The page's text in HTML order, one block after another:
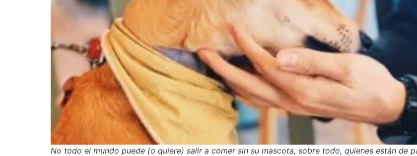
No todo el mundo puede (o quiere) salir a comer sin su mascota, sobre todo, quienes están de